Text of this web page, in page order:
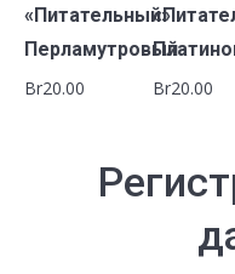
«Питательный»
Перламутровый
Br20.00
Br20.00